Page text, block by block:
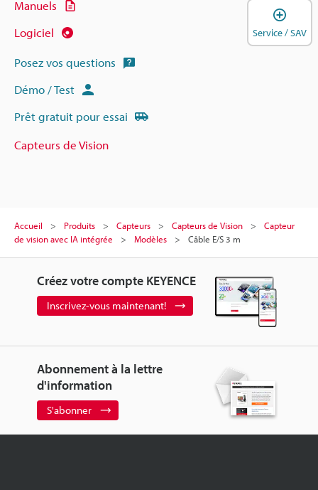
Manuels
Logiciel
Posez vos questions
Démo / Test
Prêt gratuit pour essai
Capteurs de Vision
Accueil Produits Capteurs Capteurs de Vision
Capteur
de vision avec IA intégrée
Modèles Câble E/S 3 m
Créez votre compte KEYENCE
Inscrivez-vous maintenant!
Abonnement à la lettre
d'information
S'abonner
Service / SAV